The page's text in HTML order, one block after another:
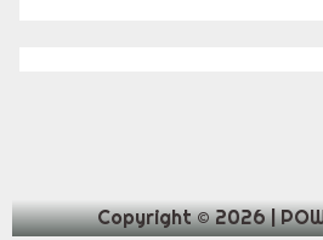
Copyright © 2026 |